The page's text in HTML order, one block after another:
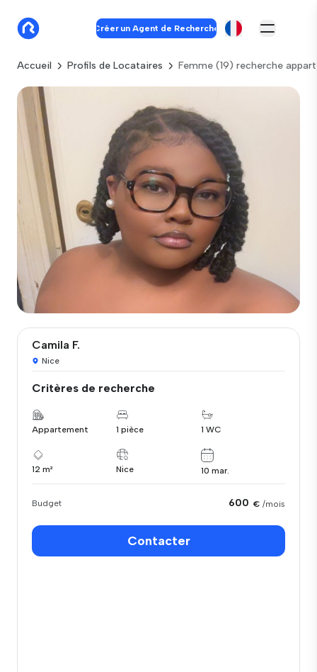
Créer un Agent de Recherche
Accueil Profils de Locataires Femme (19) recherche
Camila F.
Nice
Critères de recherche
Appartement 1 pièce 1 WC
12 m² Nice 10 mar.
Budget 600 € /mois
Contacter